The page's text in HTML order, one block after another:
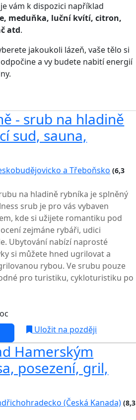
vám k dispozici například
meduňka, luční kvítí, citron,
atd.
jakoukoli lázeň, vaše tělo si
a vy budete nabití energií
- srub na hladině
sud, sauna,
a Třeboňsko (6,3
na hladině rybníka je splněný
srub je pro vás vybaven
kde si užijete romantiku pod
zejmáne rybáři, udici
Ubytování nabízí naprosté
si můžete hned ugrilovat a
rybou. Ve srubu pouze
pro turistiku, cykloturistiku po
Uložit na později
Hamerským
posezení, gril,
(Česká Kanada) (8,3